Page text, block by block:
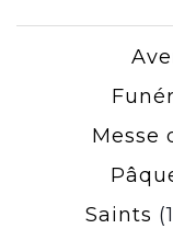
Messe
Saints